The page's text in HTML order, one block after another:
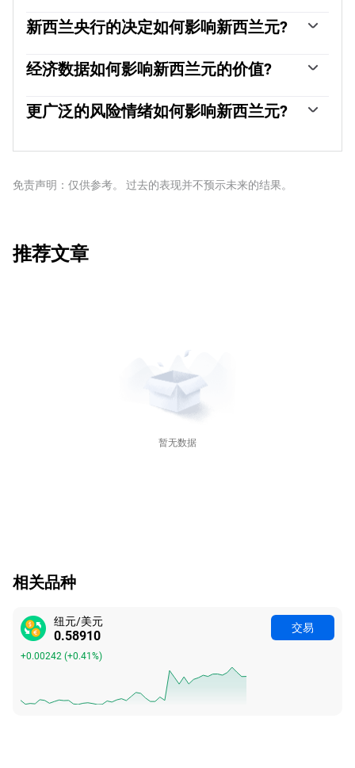
新西兰央行的决定如何影响新西兰元?
3%的通货膨胀率，重点是将其保持在2%的中点附近。为
此，银行设定了一个适当的利率水平。当通货膨胀过高
高债券收益率，增加投资者对该国投资的吸引力，从而提
经济数据如何影响新西兰元的价值?
能影响新西兰元(NZD)估值。基于高经济增长、低失业率
和高信心的强劲经济对纽元有利。高增长的经济吸引外国
济实力与高通胀一起出现。相反，如果经济数据疲软，纽
更广泛的风险情绪如何影响新西兰元?
者认为更广泛的市场风险较低并对经济增长持乐观态度
币”带来更有利的前景。相反，在市场动荡或经济不确定
免责声明：仅供参考。 过去的表现并不预示未来的结果。
推荐文章
暂无数据
相关品种
纽元/美元
0.58910
+0.00242 (+0.41%)
交易